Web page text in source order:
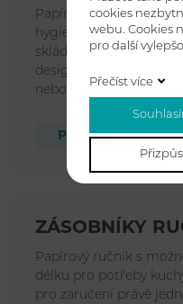
Papírový ručník pro
hygienické osušení
skládaných systém Z.
designové řešení právě
nebo ABS plast.
Prohlédnout
ZÁSOBNÍKY
Papírový ručník s
délku pro potřeby
pro zaručení právě
cookies
webu. Cookies
pro další
Přečíst více